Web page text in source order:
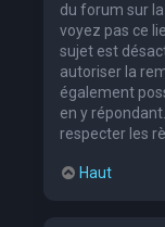
du forum sur
voyez pas ce
sujet est
autoriser la
également
en y
respecter les
Haut